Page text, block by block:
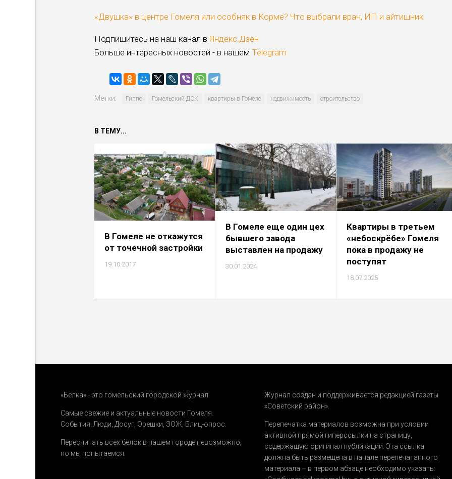
«Двушка» в центре Гомеля или особняк в Корме? Что выбрали врач, ИП и айтишник
Подпишитесь на наш канал в Яндекс.Дзен
Больше интересных новостей - в нашем Telegram
Метки: Гиппо Гомельский ДСК квартиры в Гомеле недвижимость строительство
В ТЕМУ...
В Гомеле не откажутся
от точечной застройки
19.10.2017
В Гомеле еще один цех
бывшего завода
выставлен на продажу
30.01.2024
Квартиры в третьем
«небоскрёбе» Гомеля
пока в продажу не
поступят
18.07.2025
«Белка» - это гомельский городской журнал.
Самые свежие и актуальные новости Гомеля.
События Люди Досуг Орешки ЗОЖ Блиц-опрос
Пересчитать всех белок в нашем городе невозможно,
но мы попытаемся.
Журнал создан и поддерживается редакцией газеты
«Советский район».
Перепечатка материалов возможна при условии
активной прямой гиперссылки на страницу,
содержащую оригинал публикации. Эта ссылка
должна быть размещена в начале перепечатанного
материала – в первом абзаце необходимо указать: